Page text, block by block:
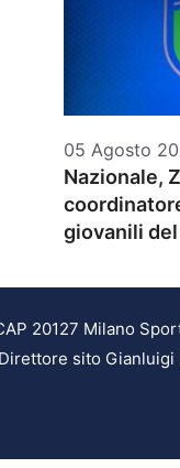
05 Agosto
Nazionale,
giovanili
20127 Milano
sito Gianluigi